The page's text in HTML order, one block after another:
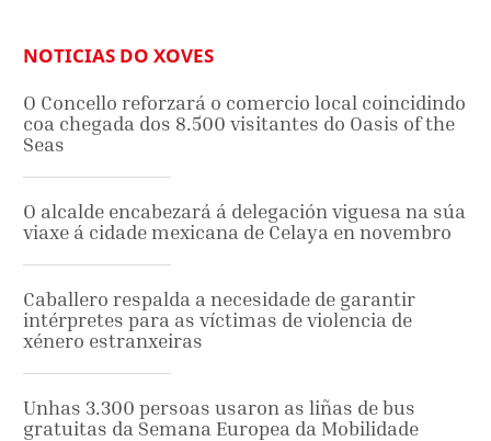
NOTICIAS DO XOVES
O Concello reforzará o comercio local coincidindo
coa chegada dos 8.500 visitantes do Oasis of the
Seas
O alcalde encabezará á delegación viguesa na súa
viaxe á cidade mexicana de Celaya en novembro
Caballero respalda a necesidade de garantir
intérpretes para as víctimas de violencia de
xénero estranxeiras
Unhas 3.300 persoas usaron as liñas de bus
gratuitas da Semana Europea da Mobilidade